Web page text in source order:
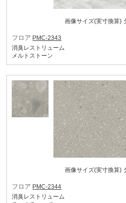
画像サイズ(実寸換算)
フロア PMC-2343
消臭レストリューム
メルトストーン
画像サイズ(実寸換算)
フロア PMC-2344
消臭レストリューム